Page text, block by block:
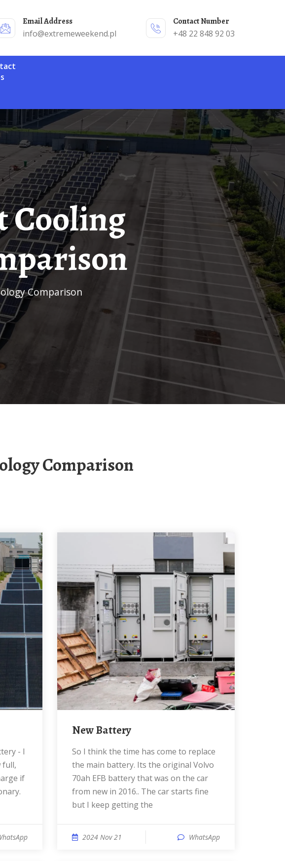
Email Address
info@extremeweekend.pl
Contact Number
+48 22 848 92 03
Comparison
Comparison
full,
if
New Battery
So I think the time has come to replace
the main battery. Its the original Volvo
70ah EFB battery that was on the car
from new in 2016.. The car starts fine
but I keep getting the
2024 Nov 21 WhatsApp